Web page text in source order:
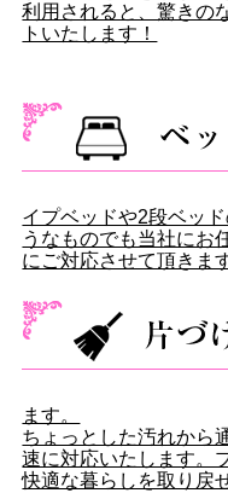
利用されると、驚きの
トいたします！
イプベッドや2段ベッ
うなものでも当社にお
にご対応させて頂きま
ます。
ちょっとした汚れから
速に対応いたします。
快適な暮らしを取り戻